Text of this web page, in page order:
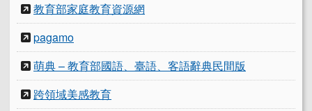
教育部家庭教育資源網
pagamo
萌典 – 教育部國語、臺語、客語辭典民間版
跨領域美感教育